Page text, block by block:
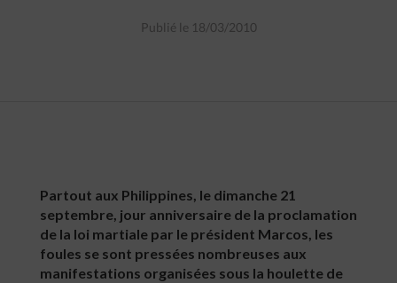
Publié le 18/03/2010
Partout aux Philippines, le dimanche 21
septembre, jour anniversaire de la proclamation
de la loi martiale par le président Marcos, les
foules se sont pressées nombreuses aux
manifestations organisées sous la houlette de